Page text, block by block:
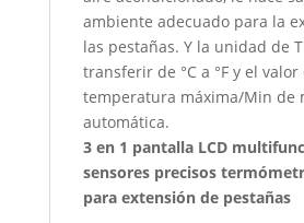
ambiente adecuado para la
las pestañas. Y la unidad de
transferir de °C a °F y el valor
temperatura máxima/Min de
automática.
3 en 1 pantalla LCD
sensores precisos
para extensión de pestañas